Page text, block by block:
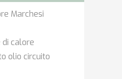
Marchesi
di calore
olio circuito